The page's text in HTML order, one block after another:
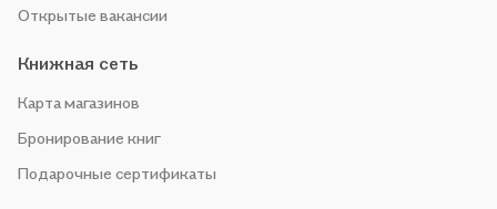
Открытые вакансии
Книжная сеть
Карта магазинов
Бронирование книг
Подарочные сертификаты